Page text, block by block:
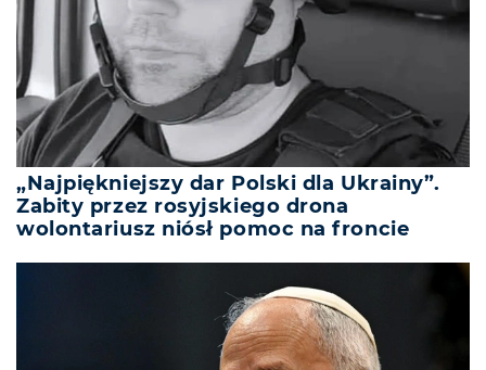
„Najpiękniejszy dar Polski dla Ukrainy”.
Zabity przez rosyjskiego drona
wolontariusz niósł pomoc na froncie